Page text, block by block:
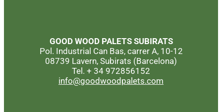
GOOD WOOD PALETS SUBIRATS
Pol. Industrial Can Bas, carrer A, 10-12
08739 Lavern, Subirats (Barcelona)
Tel. + 34 972856152
info@goodwoodpalets.com